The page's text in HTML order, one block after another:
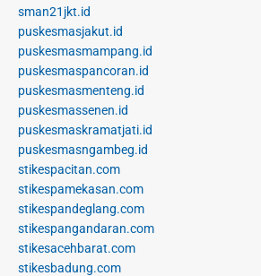
sman21jkt.id
puskesmasjakut.id
puskesmasmampang.id
puskesmaspancoran.id
puskesmasmenteng.id
puskesmassenen.id
puskesmaskramatjati.id
puskesmasngambeg.id
stikespacitan.com
stikespamekasan.com
stikespandeglang.com
stikespangandaran.com
stikesacehbarat.com
stikesbadung.com